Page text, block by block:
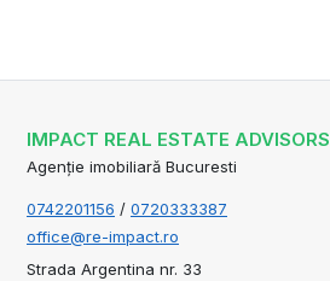
IMPACT REAL ESTATE ADVISORS
Agenție imobiliară Bucuresti
0742201156 / 0720333387
office@re-impact.ro
Strada Argentina nr. 33